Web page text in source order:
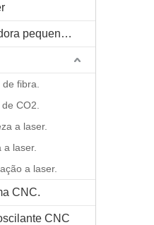
Máquina de fresadora pequena CNC
fibra.
CO2.
a laser.
a laser.
a laser.
CNC.
CNC